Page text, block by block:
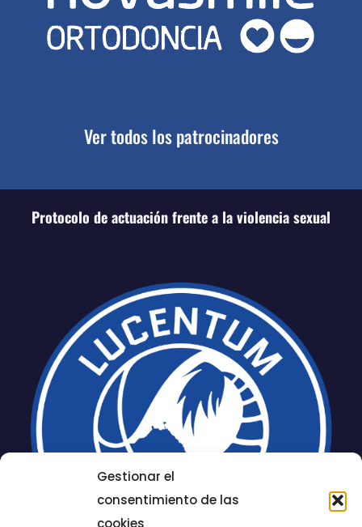
Gestionar el
consentimiento de las
cookies
Ver todos los patrocinadores
Protocolo de actuación frente a la violencia sexual